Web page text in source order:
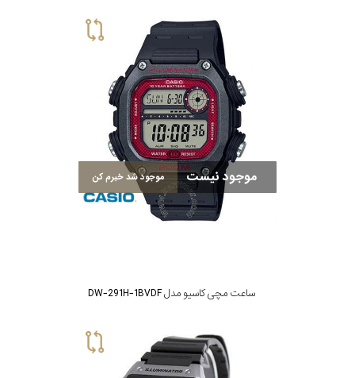
موجود نیست موجود شد خبرم کن
ساعت مچی کاسیو مدل DW-291H-1BVDF